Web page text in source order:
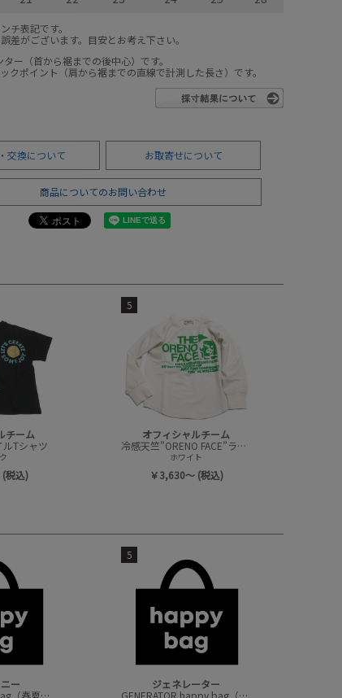
チ表記です。
差がございます。目安とお考え下さい。
ター（首から裾までの後中心）です。
クポイント（肩から裾までの直線で計測した長さ）です。
交換について お取寄せについて
商品についてのお問い合わせ
チーム
Tシャツ
税込)
5
オフィシャルチーム
冷感天竺”ORENO FACE”ラウンドTシャツ
ホワイト
￥3,630～ (税込)
ー
undeny.happy bag（春夏アイテムハッピーバック）
5
ジェネレーター
GENERATOR happy bag（ハッピーバック）